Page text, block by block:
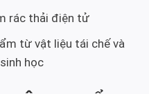
rác thải điện tử
từ vật liệu tái chế và
học